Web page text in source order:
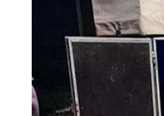
sobota, 24 czerwca 2023, 07:34